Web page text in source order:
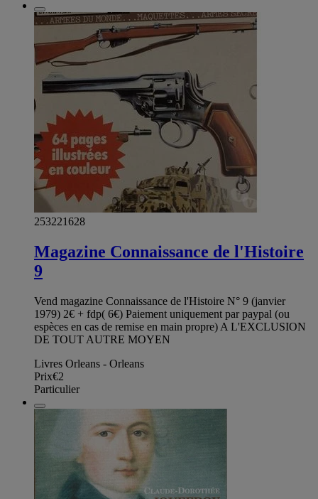
253221628
Magazine Connaissance de l'Histoire
9
Vend magazine Connaissance de l'Histoire N° 9 (janvier
1979) 2€ + fdp( 6€) Paiement uniquement par paypal (ou
espèces en cas de remise en main propre) A L'EXCLUSION
DE TOUT AUTRE MOYEN
Livres Orleans - Orleans
Prix€2
Particulier